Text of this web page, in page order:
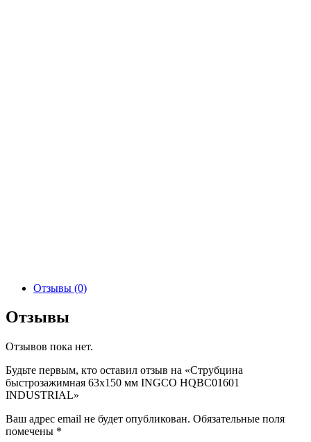
Отзывы (0)
Отзывы
Отзывов пока нет.
Будьте первым, кто оставил отзыв на «Струбцина
быстрозажимная 63х150 мм INGCO HQBC01601
INDUSTRIAL»
Ваш адрес email не будет опубликован. Обязательные поля
помечены *